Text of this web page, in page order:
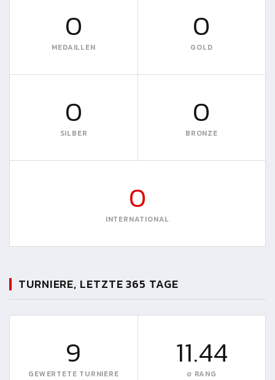
0
MEDAILLEN
0
GOLD
0
SILBER
0
BRONZE
0
INTERNATIONAL
TURNIERE, LETZTE 365 TAGE
9
GEWERTETE TURNIERE
11.44
∅ RANG